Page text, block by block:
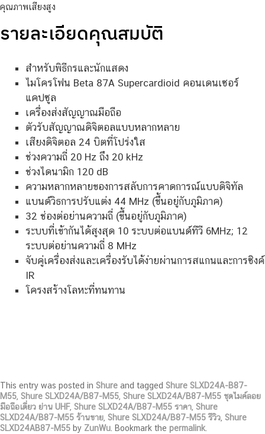
คุณภาพเสียงสูง
รายละเอียดคุณสมบัติ
สำหรับพิธีกรและนักแสดง
ไมโครโฟน Beta 87A Supercardioid คอนเดนเซอร์
แคปซูล
เครื่องส่งสัญญาณมือถือ
ตัวรับสัญญาณดิจิตอลแบบหลากหลาย
เสียงดิจิตอล 24 บิตที่โปร่งใส
ช่วงความถี่ 20 Hz ถึง 20 kHz
ช่วงไดนามิก 120 dB
ความหลากหลายของการสลับการคาดการณ์แบบดิจิทัล
แบนด์วิธการปรับแต่ง 44 MHz (ขึ้นอยู่กับภูมิภาค)
32 ช่องต่อย่านความถี่ (ขึ้นอยู่กับภูมิภาค)
ระบบที่เข้ากันได้สูงสุด 10 ระบบต่อแบนด์ทีวี 6MHz; 12
ระบบต่อย่านความถี่ 8 MHz
จับคู่เครื่องส่งและเครื่องรับได้ง่ายผ่านการสแกนและการซิงค์
IR
โครงสร้างโลหะที่ทนทาน
This entry was posted in Shure and tagged Shure SLXD24A-B87-
M55, Shure SLXD24A/B87-M55, Shure SLXD24A/B87-M55 ชุดไมค์ลอย
มือถือเดี่ยว ย่าน UHF, Shure SLXD24A/B87-M55 ราคา, Shure
SLXD24A/B87-M55 ร้านขาย, Shure SLXD24A/B87-M55 รีวิว, Shure
SLXD24AB87-M55 by ZunWu. Bookmark the permalink.